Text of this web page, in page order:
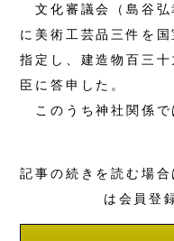
文化審議会（島谷弘
に美術工芸品三件を
指定し、建造物百三
臣に答申した。
このうち神社関係で
記事の続きを読む場
は会員登